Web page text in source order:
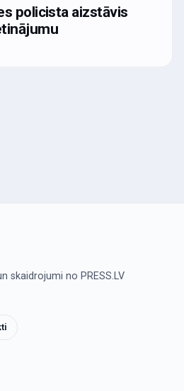
policista aizstāvis
skaidrojumi no PRESS.LV